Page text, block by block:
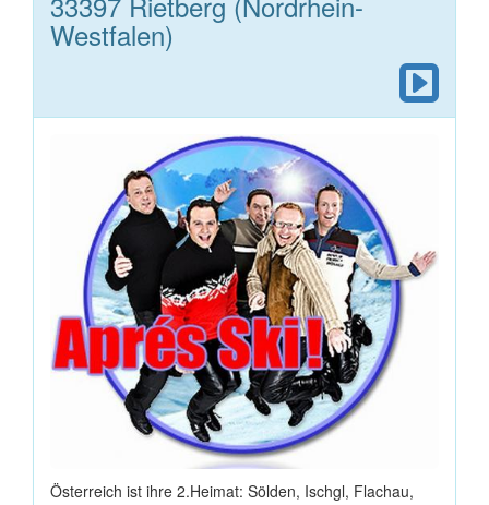
Westfalen)
Österreich ist ihre 2.Heimat: Sölden, Ischgl, Flachau,